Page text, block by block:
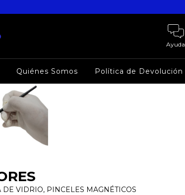
Ayuda
Quiénes Somos Política de Devolución
VIDRIO, PINCELES MAGNÉTICOS